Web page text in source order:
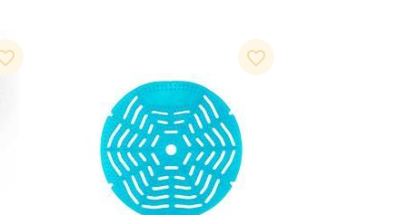
favorite_border